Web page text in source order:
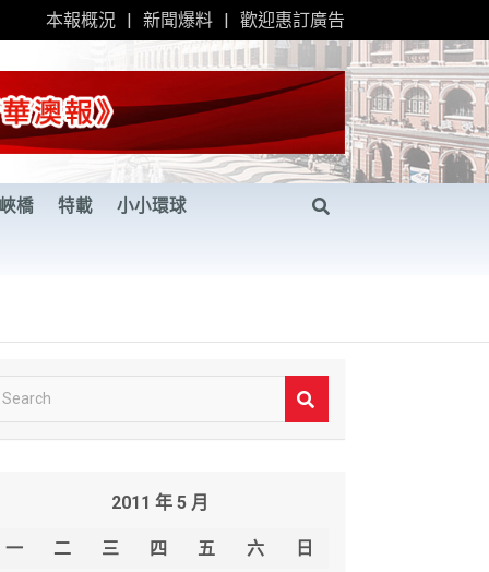
本報概況 新聞爆料 歡迎惠訂廣告
橋 特載 小小環球
2011 年 5 月
一 二 三 四 五 六
日